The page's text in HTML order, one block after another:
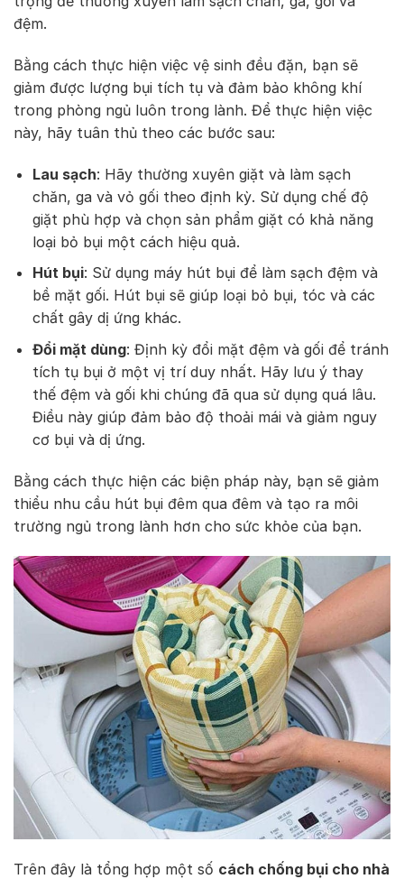
đệm.
Bằng cách thực hiện việc vệ sinh đều đặn, bạn sẽ
giảm được lượng bụi tích tụ và đảm bảo không khí
trong phòng ngủ luôn trong lành. Để thực hiện việc
này, hãy tuân thủ theo các bước sau:
Lau sạch: Hãy thường xuyên giặt và làm sạch
chăn, ga và vỏ gối theo định kỳ. Sử dụng chế độ
giặt phù hợp và chọn sản phẩm giặt có khả năng
loại bỏ bụi một cách hiệu quả.
Hút bụi: Sử dụng máy hút bụi để làm sạch đệm và
bề mặt gối. Hút bụi sẽ giúp loại bỏ bụi, tóc và các
chất gây dị ứng khác.
Đổi mặt dùng: Định kỳ đổi mặt đệm và gối để tránh
tích tụ bụi ở một vị trí duy nhất. Hãy lưu ý thay
thế đệm và gối khi chúng đã qua sử dụng quá lâu.
Điều này giúp đảm bảo độ thoải mái và giảm nguy
cơ bụi và dị ứng.
Bằng cách thực hiện các biện pháp này, bạn sẽ giảm
thiểu nhu cầu hút bụi đêm qua đêm và tạo ra môi
trường ngủ trong lành hơn cho sức khỏe của bạn.
Trên đây là tổng hợp một số cách chống bụi cho nhà